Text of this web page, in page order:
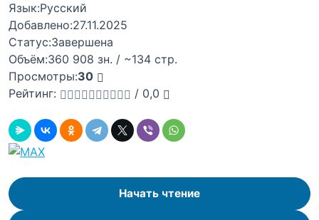
Язык:Русский
Добавлено:27.11.2025
Статус:Завершена
Объём:360 908 зн. / ~134 стр.
Просмотры:30
Рейтинг:
/ 0,0
Начать чтение